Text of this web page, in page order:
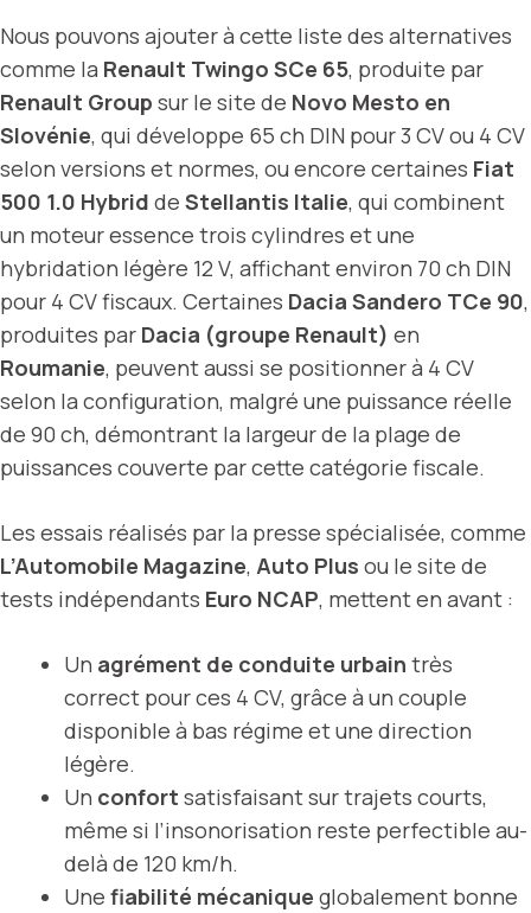
Nous pouvons ajouter à cette liste des alternatives
comme la Renault Twingo SCe 65, produite par
Renault Group sur le site de Novo Mesto en
Slovénie, qui développe 65 ch DIN pour 3 CV ou 4 CV
selon versions et normes, ou encore certaines Fiat
500 1.0 Hybrid de Stellantis Italie, qui combinent
un moteur essence trois cylindres et une
hybridation légère 12 V, affichant environ 70 ch DIN
pour 4 CV fiscaux. Certaines Dacia Sandero TCe 90,
produites par Dacia (groupe Renault) en
Roumanie, peuvent aussi se positionner à 4 CV
selon la configuration, malgré une puissance réelle
de 90 ch, démontrant la largeur de la plage de
puissances couverte par cette catégorie fiscale.
Les essais réalisés par la presse spécialisée, comme
L’Automobile Magazine, Auto Plus ou le site de
tests indépendants Euro NCAP, mettent en avant :
Un agrément de conduite urbain très
correct pour ces 4 CV, grâce à un couple
disponible à bas régime et une direction
légère.
Un confort satisfaisant sur trajets courts,
même si l’insonorisation reste perfectible au-
delà de 120 km/h.
Une fiabilité mécanique globalement bonne